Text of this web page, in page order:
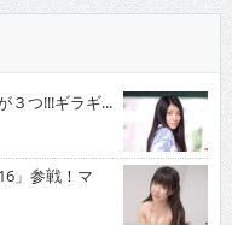
つ!!!ギラギ...
」参戦！マ